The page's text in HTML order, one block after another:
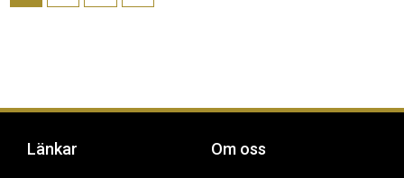
Länkar Om oss